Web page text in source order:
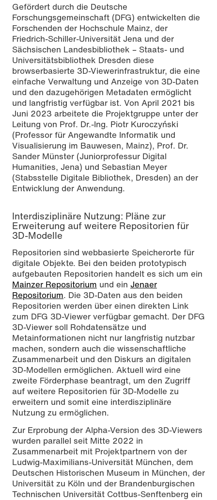
Gefördert durch die Deutsche
Forschungsgemeinschaft (DFG) entwickelten die
Forschenden der Hochschule Mainz, der
Friedrich-Schiller-Universität Jena und der
Sächsischen Landesbibliothek – Staats- und
Universitätsbibliothek Dresden diese
browserbasierte 3D-Viewerinfrastruktur, die eine
einfache Verwaltung und Anzeige von 3D-Daten
und den dazugehörigen Metadaten ermöglicht
und langfristig verfügbar ist. Von April 2021 bis
Juni 2023 arbeitete die Projektgruppe unter der
Leitung von Prof. Dr.-Ing. Piotr Kuroczyński
(Professor für Angewandte Informatik und
Visualisierung im Bauwesen, Mainz), Prof. Dr.
Sander Münster (Juniorprofessur Digital
Humanities, Jena) und Sebastian Meyer
(Stabsstelle Digitale Bibliothek, Dresden) an der
Entwicklung der Anwendung.
Interdisziplinäre Nutzung: Pläne zur
Erweiterung auf weitere Repositorien für
3D-Modelle
Repositorien sind webbasierte Speicherorte für
digitale Objekte. Bei den beiden prototypisch
aufgebauten Repositorien handelt es sich um ein
Mainzer Repositorium und ein Jenaer
Repositorium. Die 3D-Daten aus den beiden
Repositorien werden über einen direkten Link
zum DFG 3D-Viewer verfügbar gemacht. Der DFG
3D-Viewer soll Rohdatensätze und
Metainformationen nicht nur langfristig nutz­bar
machen, sondern auch die wissenschaftliche
Zusammenarbeit und den Diskurs an digitalen
3D-Modellen ermöglichen. Aktuell wird eine
zweite Förderphase beantragt, um den Zugriff
auf weitere Repositorien für 3D-Modelle zu
erweitern und somit eine interdisziplinäre
Nutzung zu ermöglichen.
Zur Erprobung der Alpha-Version des 3D-Viewers
wurden parallel seit Mitte 2022 in
Zusammenarbeit mit Projektpartnern von der
Ludwig-Maximilians-Universität München, dem
Deutschen Historischen Museum in München, der
Universität zu Köln und der Brandenburgischen
Technischen Universität Cottbus-Senftenberg ein